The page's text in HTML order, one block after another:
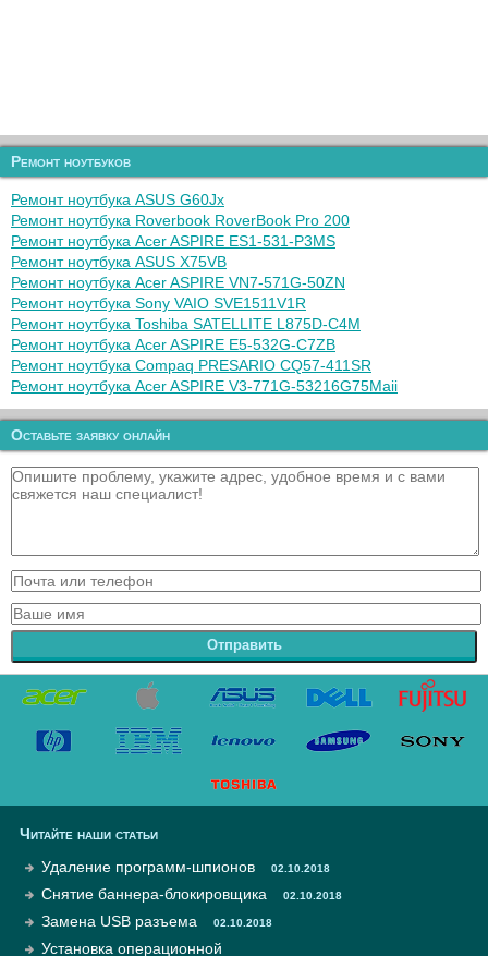
Ремонт ноутбуков
Ремонт ноутбука ASUS G60Jx
Ремонт ноутбука Roverbook RoverBook Pro 200
Ремонт ноутбука Acer ASPIRE ES1-531-P3MS
Ремонт ноутбука ASUS X75VB
Ремонт ноутбука Acer ASPIRE VN7-571G-50ZN
Ремонт ноутбука Sony VAIO SVE1511V1R
Ремонт ноутбука Toshiba SATELLITE L875D-C4M
Ремонт ноутбука Acer ASPIRE E5-532G-C7ZB
Ремонт ноутбука Compaq PRESARIO CQ57-411SR
Ремонт ноутбука Acer ASPIRE V3-771G-53216G75Maii
Оставьте заявку онлайн
Отправить
Читайте наши статьи
Удаление программ-шпионов
02.10.2018
Снятие баннера-блокировщика 02.10.2018
Замена USB разъема 02.10.2018
Установка операционной